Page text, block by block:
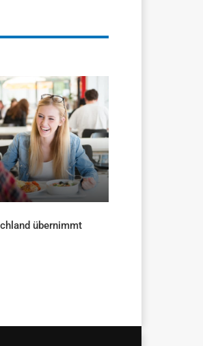
übernimmt